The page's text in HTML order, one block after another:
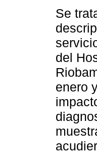
Se
del
enero